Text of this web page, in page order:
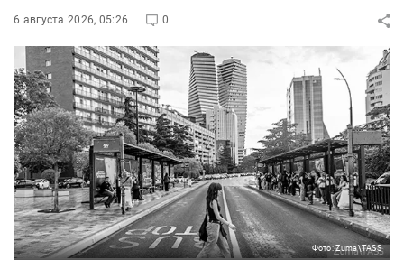
6 августа 2026, 05:26 0
Фото: Zuma\TASS